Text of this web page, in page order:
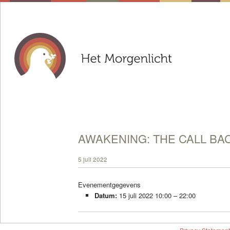
AWAKENING: THE CALL
5 juli 2022
Evenementgegevens
Datum: 15 juli 2022 10:00 –22:00